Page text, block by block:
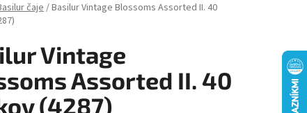
čaje/Basilur Vintage Blossoms Assorted II. 40
Vintage
Assorted II. 40
(4287)